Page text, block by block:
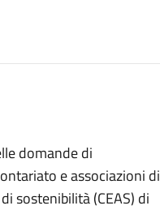
domande di
e associazioni di
sostenibilità (CEAS) di